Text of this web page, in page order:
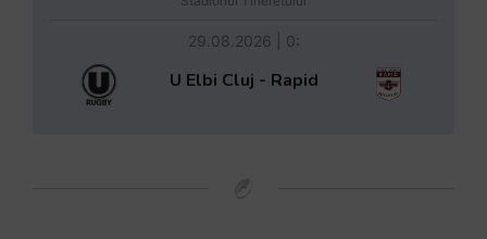
29.08.2026 | 0:
U Elbi Cluj - Rapid